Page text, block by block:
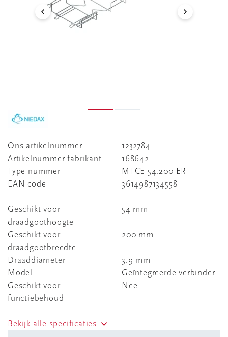
Ons artikelnummer
1232784
Artikelnummer fabrikant
168642
Type nummer
MTCE 54.200 ER
EAN-code
3614987134558
Geschikt voor
draadgoothoogte
54 mm
Geschikt voor
draadgootbreedte
200 mm
Draaddiameter
3.9 mm
Model
Geïntegreerde verbinder
Geschikt voor
functiebehoud
Nee
Bekijk alle specificaties